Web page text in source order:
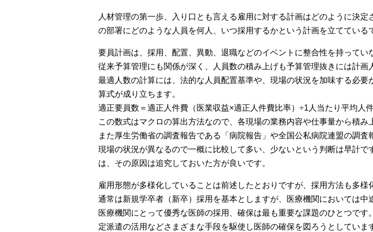
人材管理の第一歩、入り口とも言える雇用に対する計画はどのように決
の部署にどのような人員を何人、いつ採用するかという計画を立てている
要員計画は、採用、配置、異動、退職などのイベントに整合性を持ってい
従来予算管理にも関係が深く、人員数の積み上げも予算管理抜きには計画
最適人数の計算には、法的な人員配置基準や、現場の状況を加味する必
算式が成り立ちます。
適正要員数＝適正人件費（医業収益×適正人件費比率）÷1人当たり平均人
この数式はマクロの算出方法なので、各現場の業務内容や仕事量から積
また厚生労働省の調査報告である「病院報告」や全国公私病院連盟の調査
現場の状況が異なるので一概に比較して多い、少ないという判断は早計
は、その原因は追究しておいた方が良いです。
雇用形態が多様化していることは前述したとおりですが、採用方法も多様
通常は新規学卒者（新卒）採用を基本としますが、医療機関においては中
医療機関にとって優秀な医師の採用、確保は最も重要な課題のひとつで
定派遣の活用などさまざまな手段を駆使し医師の確保を図ろうとしていま